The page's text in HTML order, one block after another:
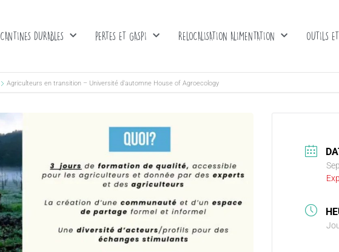
CANTINES DURABLES PERTES ET GASPI RELOCALISATION ALIMENTATION OUTILS
Agriculteurs en transition – Université d’automne House of Agroecology